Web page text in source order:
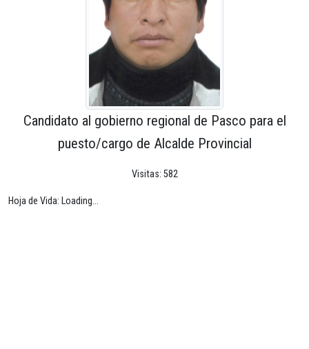
Candidato al gobierno regional de Pasco para el
puesto/cargo de Alcalde Provincial
Visitas: 582
Hoja de Vida: Loading...